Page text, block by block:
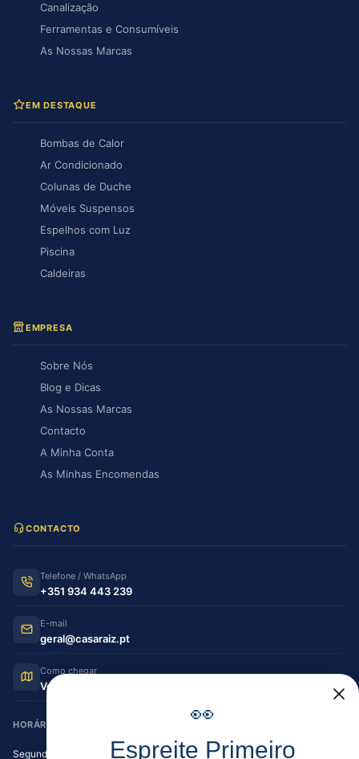
Canalização
Ferramentas e Consumíveis
As Nossas Marcas
EM DESTAQUE
Bombas de Calor
Ar Condicionado
Colunas de Duche
Móveis Suspensos
Espelhos com Luz
Piscina
Caldeiras
EMPRESA
Sobre Nós
Blog e Dicas
As Nossas Marcas
Contacto
A Minha Conta
As Minhas Encomendas
CONTACTO
Telefone / WhatsApp
+351 934 443 239
E-mail
geral@casaraiz.pt
Como chegar
Ver no Google Maps
HORÁRIO DE FUNCIONAMENTO
Segunda — Sexta 08:30–12:30 | 14:00–19:30
👀
Espreite Primeiro